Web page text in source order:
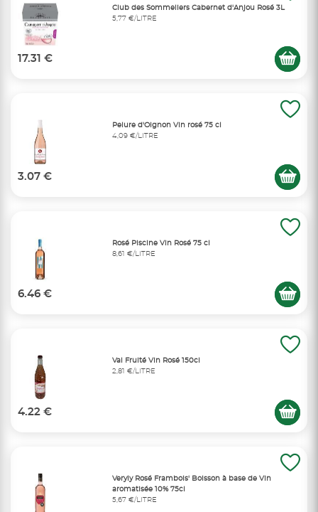
Club des Sommeliers Cabernet d'Anjou Rosé 3L
5,77 €/LITRE
17.31 €
Pelure d'Oignon Vin rosé 75 cl
4,09 €/LITRE
3.07 €
Rosé Piscine Vin Rosé 75 cl
8,61 €/LITRE
6.46 €
Val Fruité Vin Rosé 150cl
2,81 €/LITRE
4.22 €
Veryly Rosé Frambois' Boisson à base de Vin
aromatisée 10% 75cl
5,67 €/LITRE